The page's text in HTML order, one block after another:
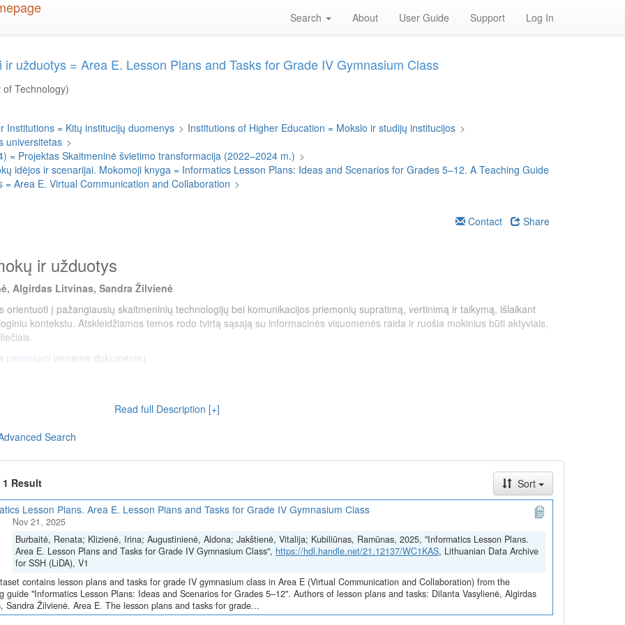
Search About User Guide Support Log In
užduotys = Area E. Lesson Plans and Tasks for Grade IV Gymnasium Class
Technology)
Institutions = Kitų institucijų duomenys > Institutions of Higher Education = Mokslo ir studijų institucijos >
universitetas >
= Projektas Skaitmeninė švietimo transformacija (2022–2024 m.) >
idėjos ir scenarijai. Mokomoji knyga = Informatics Lesson Plans: Ideas and Scenarios for Grades 5–12. A Teaching Guide
Area E. Virtual Communication and Collaboration >
Contact Share
ir užduotys
Algirdas Litvinas, Sandra Žilvienė
orientuoti į pažangiausių skaitmeninių technologijų bei komunikacijos priemonių supratimą, vertinimą ir taikymą, išlaikant
kontekstu. Atskleidžiamos temos rodo tvirtą sąsają su informacinės visuomenės raida ir ruošia mokinius būti aktyviais,
parsisiųsti viename dokumente)
(Algirdas Litvinas)
paslaugų tiekėjais (Algirdas Litvinas)
įvairovė (Sandra Žilvienė)
pagrindimas ir praktika (Sandra Žilvienė)
„Skaitmeninė švietimo transformacija („EdTech“)
(Nr. 10-004-P-0001)“, įgyvendintą pagal ekonomikos gaivinimo ir atsparumo
Sąjungos ekonomikos gaivinimo ir atsparumo didinimo priemonės „NextGenerationEU“ lėšomis.
Grade IV Gymnasium Class
Algirdas Litvinas, Sandra Žilvienė
classare focused on understanding, evaluating, and applying the most advanced digital technologies and
Read full Description [+]
Search
Result
Sort
Lesson Plans. Area E. Lesson Plans and Tasks for Grade IV Gymnasium Class
Nov 21, 2025
Burbaitė, Renata; Klizienė, Irina; Augustinienė, Aldona; Jakštienė, Vitalija; Kubiliūnas, Ramūnas, 2025, "Informatics Lesson Plans.
Area E. Lesson Plans and Tasks for Grade IV Gymnasium Class", https://hdl.handle.net/21.12137/WC1KAS, Lithuanian Data Archive
for SSH (LiDA), V1
contains lesson plans and tasks for grade IV gymnasium class in Area E (Virtual Communication and Collaboration) from the
guide "Informatics Lesson Plans: Ideas and Scenarios for Grades 5–12". Authors of lesson plans and tasks: Dilanta Vasylienė, Algirdas
Sandra Žilvienė. Area E. The lesson plans and tasks for grade...